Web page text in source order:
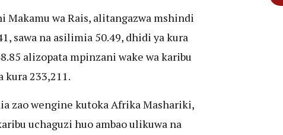
Makamu wa Rais, alitangazwa mshindi
sawa na asilimia 50.49, dhidi ya kura
alizopata mpinzani wake wa karibu
233,211.
zao wengine kutoka Afrika Mashariki,
uchaguzi huo ambao ulikuwa na